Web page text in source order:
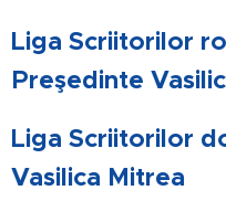
Liga Scriitorilor
Preşedinte
Liga Scriitorilor
Vasilica Mitrea